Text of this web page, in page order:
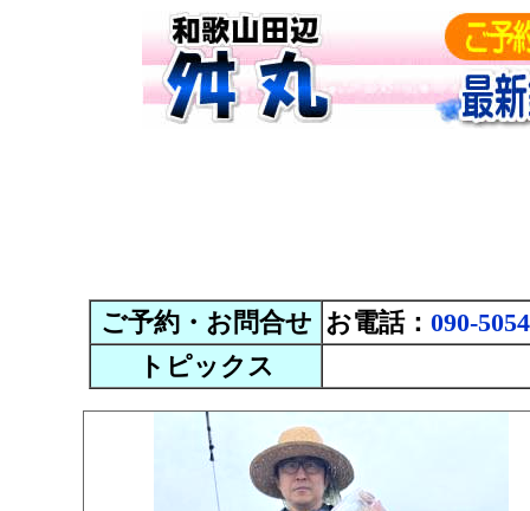
ご予約・お問合せ お電話： 090-
トピックス